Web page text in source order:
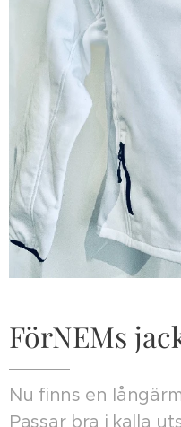
FörNEMs
Nu finns en
Passar bra i kalla